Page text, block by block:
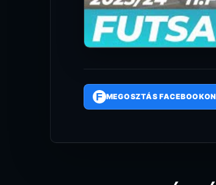
F MEGOSZTÁS FACEBOOKON